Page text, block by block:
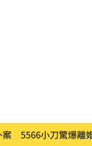
案 5566小刀驚爆離